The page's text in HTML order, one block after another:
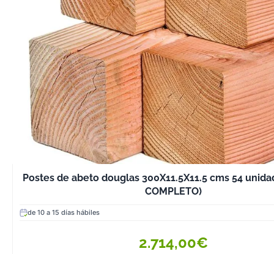
su resistencia.
opta por
tratamiento
2. Considerar el
Dependiendo
puedes elegir
naturales,
tintados para
y textura.
3. Evaluar la
certificada de
Mantenimiento
Postes de abeto douglas 300X11.5X11.5 cms 54
COMPLETO)
de 10 a 15 días hábiles
2.714,00€